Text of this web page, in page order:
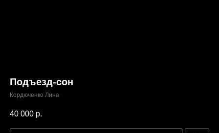
Подъезд-сон
Кордюченко Лина
40 000 р.